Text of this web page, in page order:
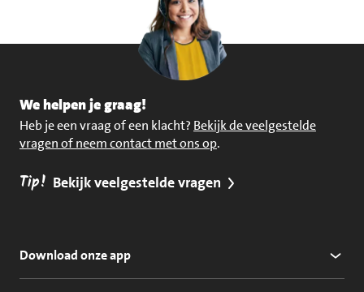
We helpen je graag!
Heb je een vraag of een klacht? Bekijk de veelgestelde
vragen of neem contact met ons op.
Tip! Bekijk veelgestelde vragen
Download onze app